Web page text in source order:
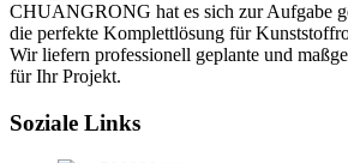
CHUANGRONG hat es sich zur Aufgabe
die perfekte Komplettlösung für
Wir liefern professionell geplante und
für Ihr Projekt.
Soziale Links